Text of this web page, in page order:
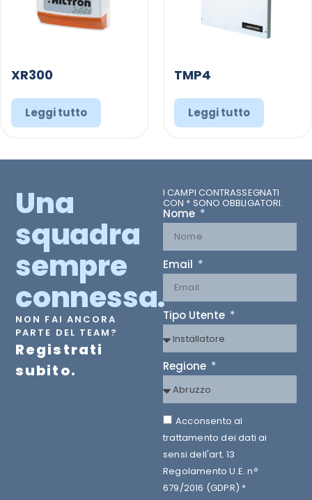
XR300
Leggi tutto
TMP4
Leggi tutto
Una
squadra
sempre
connessa.
NON FAI ANCORA
PARTE DEL TEAM?
Registrati
subito.
I CAMPI CONTRASSEGNATI
CON * SONO OBBLIGATORI.
Nome
Email
Tipo Utente
Regione
Acconsento al
trattamento dei dati ai
sensi dell'art. 13
Regolamento U.E. n°
679/2016 (GDPR) *